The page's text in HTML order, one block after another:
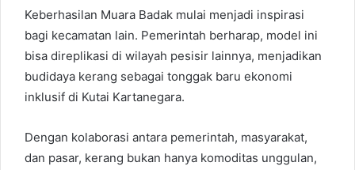
Keberhasilan Muara Badak mulai menjadi inspirasi
bagi kecamatan lain. Pemerintah berharap, model ini
bisa direplikasi di wilayah pesisir lainnya, menjadikan
budidaya kerang sebagai tonggak baru ekonomi
inklusif di Kutai Kartanegara.
Dengan kolaborasi antara pemerintah, masyarakat,
dan pasar, kerang bukan hanya komoditas unggulan,